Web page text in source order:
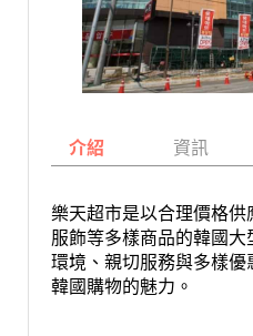
介紹 資訊
樂天超市是以合理價格
服飾等多樣商品的韓國
環境、親切服務與多樣
韓國購物的魅力。